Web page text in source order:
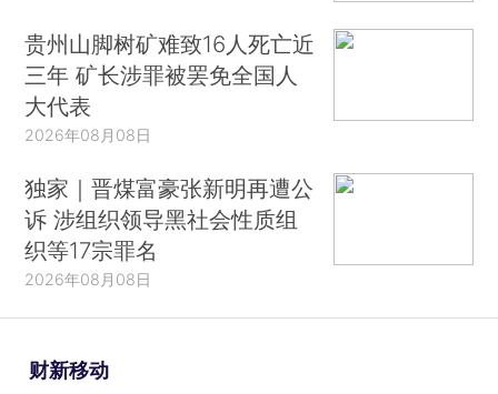
贵州山脚树矿难致16人死亡近
三年 矿长涉罪被罢免全国人
大代表
2026年08月08日
独家｜晋煤富豪张新明再遭公
诉 涉组织领导黑社会性质组
织等17宗罪名
2026年08月08日
财新移动